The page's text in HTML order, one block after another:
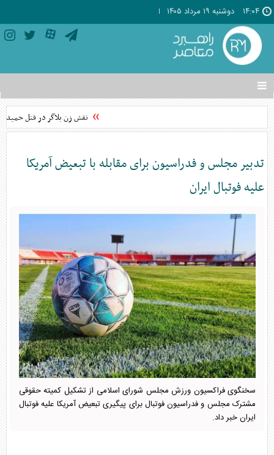
۱۴:۰۴ دوشنبه ۱۹ مرداد ۱۴۰۵
تغییر
وضعیت
منوی
ها
نقش زن بلاگر در قتل
تدبیر مجلس و فدراسیون برای مقابله با تبعیض آمریکا
علیه فوتبال ایران
سخنگوی فراکسیون ورزش مجلس شورای اسلامی از تشکیل کمیته حقوقی
مشترک مجلس و فدراسیون فوتبال برای پیگیری تبعیض آمریکا علیه فوتبال
ایران خبر داد.